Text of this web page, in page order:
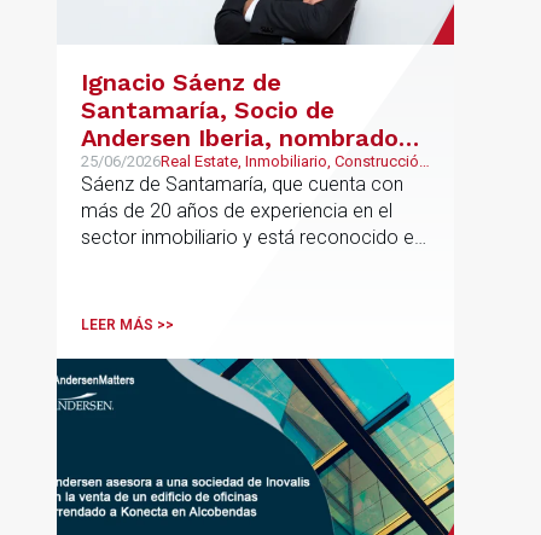
Ignacio Sáenz de
Santamaría, Socio de
Andersen Iberia, nombrado
director europeo de
Inmobiliario de Andersen
25/06/2026Real Estate, Inmobiliario, Construcción
y Urbanismo
Sáenz de Santamaría, que cuenta con
más de 20 años de experiencia en el
sector inmobiliario y está reconocido en
codirigirá el EU Real Estate Industry
UK.
LEER MÁS >>